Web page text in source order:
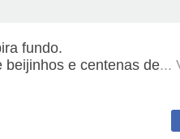
fundo.
beijinhos e centenas de...